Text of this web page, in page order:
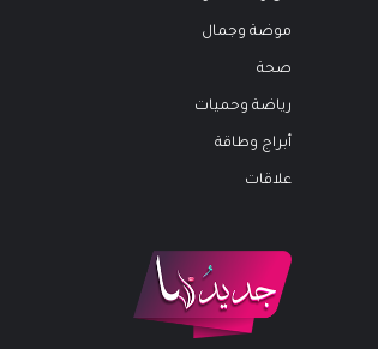
موضة وجمال
صحة
رياضة وحميات
أبراج وطاقة
علاقات